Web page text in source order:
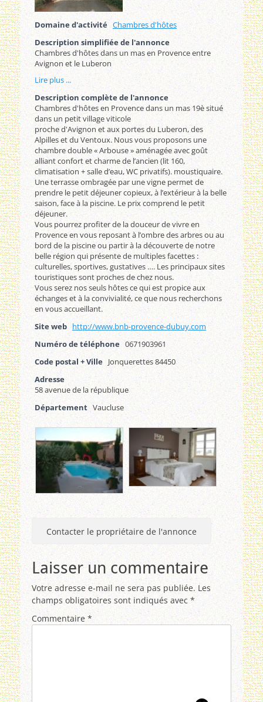
Domaine d'activité Chambres d'hôtes
Description simplifiée de l'annonce
Chambres d'hôtes dans un mas en Provence entre
Avignon et le Luberon
Lire plus ...
Description complète de l'annonce
Chambres d'hôtes en Provence dans un mas 19è situé
dans un petit village viticole
proche d'Avignon et aux portes du Luberon, des
Alpilles et du Ventoux. Nous vous proposons une
chambre double « Arbouse » aménagée avec goût
alliant confort et charme de l’ancien (lit 160,
climatisation + salle d’eau, WC privatifs). moustiquaire.
Une terrasse ombragée par une vigne permet de
prendre le petit déjeuner copieux, à l’extérieur à la belle
saison, face à la piscine. Le prix comprend le petit
déjeuner.
Vous pourrez profiter de la douceur de vivre en
Provence en vous reposant à l’ombre des arbres ou au
bord de la piscine ou partir à la découverte de notre
belle région qui présente de multiples facettes :
culturelles, sportives, gustatives …. Les principaux sites
touristiques sont proches de chez nous.
Vous serez nos seuls hôtes ce qui est propice aux
échanges et à la convivialité, ce que nous recherchons
en vous accueillant.
Site web http://www.bnb-provence-dubuy.com
Numéro de téléphone 0671903961
Code postal + Ville Jonquerettes 84450
Adresse
58 avenue de la république
Département Vaucluse
Contacter le propriétaire de l'annonce
Laisser un commentaire
Votre adresse e-mail ne sera pas publiée. Les
champs obligatoires sont indiqués avec*
Commentaire*